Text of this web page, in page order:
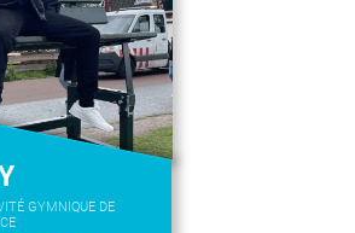
GYMNIQUE DE